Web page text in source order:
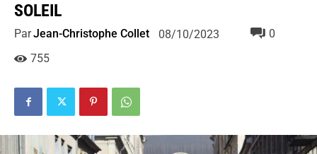
SOLEIL
ParJean-Christophe Collet 08/10/2023
0
755